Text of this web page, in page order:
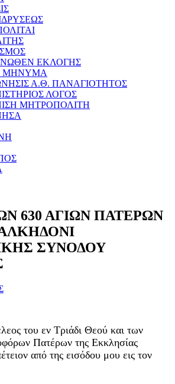
ΕΚΛΟΓΗΣ
ΜΗΝΥΜΑ
Α.Θ. ΠΑΝΑΓΙΟΤΗΤΟΣ
ΛΟΓΟΣ
ΜΗΤΡΟΠΟΛΙΤΗ
630 ΑΓΙΩΝ ΠΑΤΕΡΩΝ
ΣΥΝΟΔΟΥ
του εν Τριάδι Θεού και των
Πατέρων της Εκκλησίας
από της εισόδου μου εις τον